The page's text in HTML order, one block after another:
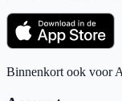
Binnenkort ook voor